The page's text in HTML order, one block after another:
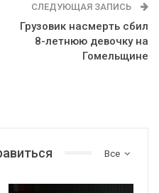
СЛЕДУЮЩАЯ ЗАПИСЬ
Грузовик насмерть сбил
8-летнюю девочку на
Гомельщине
Все